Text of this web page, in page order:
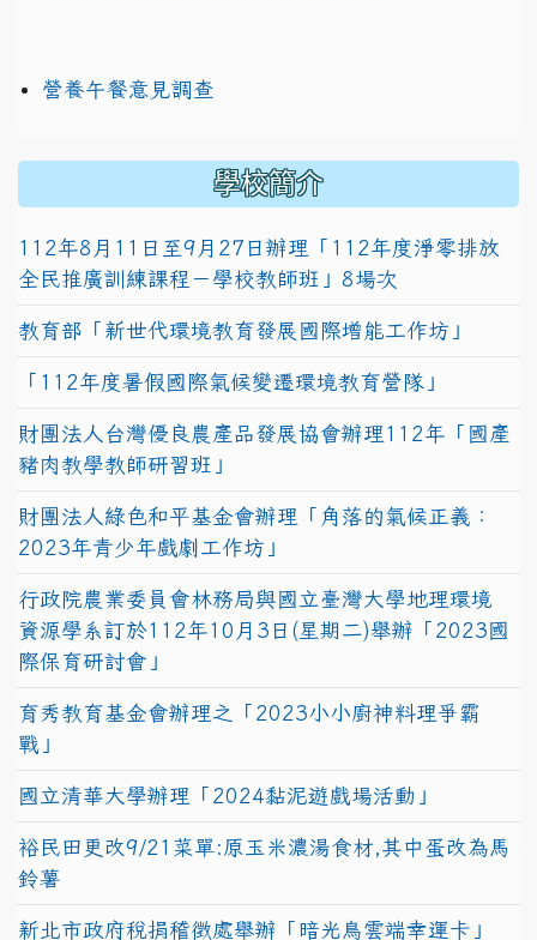
營養午餐意見調查
學校簡介
112年8月11日至9月27日辦理「112年度淨零排放
全民推廣訓練課程－學校教師班」8場次
教育部「新世代環境教育發展國際增能工作坊」
「112年度暑假國際氣候變遷環境教育營隊」
財團法人台灣優良農產品發展協會辦理112年「國產
豬肉教學教師研習班」
財團法人綠色和平基金會辦理「角落的氣候正義：
2023年青少年戲劇工作坊」
行政院農業委員會林務局與國立臺灣大學地理環境
資源學系訂於112年10月3日(星期二)舉辦「2023國
際保育研討會」
育秀教育基金會辦理之「2023小小廚神料理爭霸
戰」
國立清華大學辦理「2024黏泥遊戲場活動」
裕民田更改9/21菜單:原玉米濃湯食材,其中蛋改為馬
鈴薯
新北市政府稅捐稽徵處舉辦「暗光鳥雲端幸運卡」